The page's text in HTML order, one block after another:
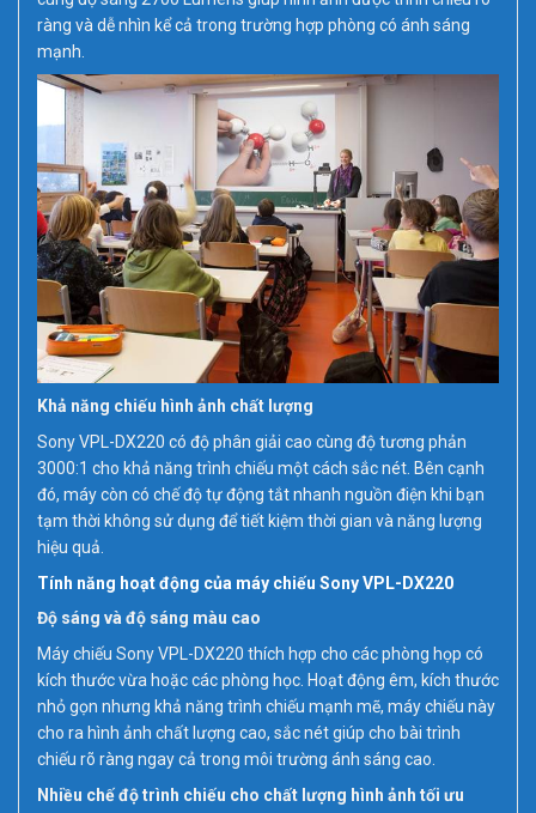
ràng và dễ nhìn kể cả trong trường hợp phòng có ánh sáng
mạnh.
Khả năng chiếu hình ảnh chất lượng
Sony VPL-DX220 có độ phân giải cao cùng độ tương phản
3000:1 cho khả năng trình chiếu một cách sắc nét. Bên cạnh
đó, máy còn có chế độ tự động tắt nhanh nguồn điện khi bạn
tạm thời không sử dụng để tiết kiệm thời gian và năng lượng
hiệu quả.
Tính năng hoạt động của máy chiếu Sony VPL-DX220
Độ sáng và độ sáng màu cao
Máy chiếu Sony VPL-DX220 thích hợp cho các phòng họp có
kích thước vừa hoặc các phòng học. Hoạt động êm, kích thước
nhỏ gọn nhưng khả năng trình chiếu mạnh mẽ, máy chiếu này
cho ra hình ảnh chất lượng cao, sắc nét giúp cho bài trình
chiếu rõ ràng ngay cả trong môi trường ánh sáng cao.
Nhiều chế độ trình chiếu cho chất lượng hình ảnh tối ưu